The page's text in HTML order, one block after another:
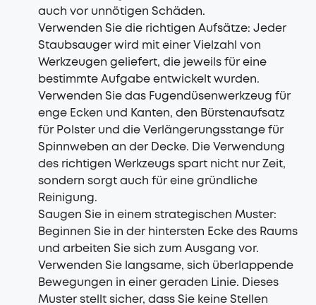
auch vor unnötigen Schäden.
Verwenden Sie die richtigen Aufsätze: Jeder
Staubsauger wird mit einer Vielzahl von
Werkzeugen geliefert, die jeweils für eine
bestimmte Aufgabe entwickelt wurden.
Verwenden Sie das Fugendüsenwerkzeug für
enge Ecken und Kanten, den Bürstenaufsatz
für Polster und die Verlängerungsstange für
Spinnweben an der Decke. Die Verwendung
des richtigen Werkzeugs spart nicht nur Zeit,
sondern sorgt auch für eine gründliche
Reinigung.
Saugen Sie in einem strategischen Muster:
Beginnen Sie in der hintersten Ecke des Raums
und arbeiten Sie sich zum Ausgang vor.
Verwenden Sie langsame, sich überlappende
Bewegungen in einer geraden Linie. Dieses
Muster stellt sicher, dass Sie keine Stellen